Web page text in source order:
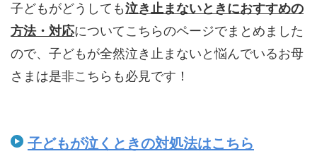
子どもがどうしても泣き止まないときにおすすめの
方法・対応についてこちらのページでまとめました
ので、子どもが全然泣き止まないと悩んでいるお母
さまは是非こちらも必見です！
子どもが泣くときの対処法はこちら